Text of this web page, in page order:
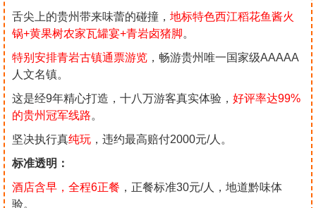
舌尖上的贵州带来味蕾的碰撞， 地标特色西江稻花鱼酱火
锅+黄果树农家瓦罐宴+青岩卤猪脚。
特别安排青岩古镇通票游览 ，畅游贵州唯一国家级AAAAA
人文名镇。
这是经9年精心打造，十八万游客真实体验， 好评率达99%
的贵州冠军线路。
坚决执行真纯玩 ，违约最高赔付2000元/人。
标准透明：
酒店含早，全程6正餐 ，正餐标准30元/人，地道黔味体
验。